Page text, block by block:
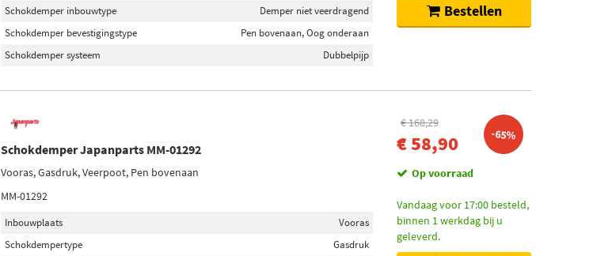
Schokdemper inbouwtype
Demper niet veerdragend
Schokdemper bevestigingstype
Pen bovenaan, Oog onderaan
Schokdemper systeem
Dubbelpijp
Bestellen
Schokdemper Japanparts MM-01292
Vooras, Gasdruk, Veerpoot, Pen bovenaan
MM-01292
Inbouwplaats
Vooras
Schokdempertype
Gasdruk
€ 168,29
€ 58,90 -65%
Op voorraad
Vandaag voor 17:00 besteld,
binnen 1 werkdag bij u
geleverd.